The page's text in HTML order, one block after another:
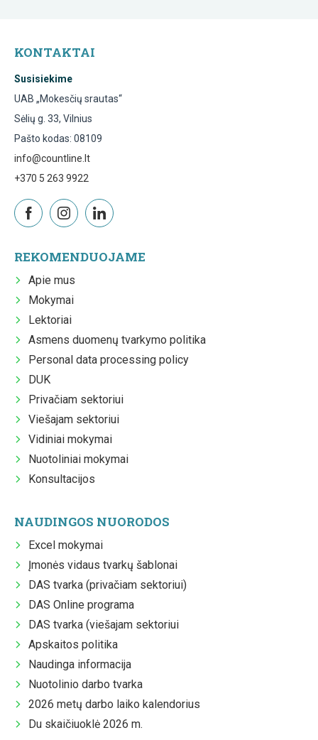
KONTAKTAI
Susisiekime
UAB „Mokesčių srautas“
Sėlių g. 33, Vilnius
Pašto kodas: 08109
info@countline.lt
+370 5 263 9922
REKOMENDUOJAME
Apie mus
Mokymai
Lektoriai
Asmens duomenų tvarkymo politika
Personal data processing policy
DUK
Privačiam sektoriui
Viešajam sektoriui
Vidiniai mokymai
Nuotoliniai mokymai
Konsultacijos
NAUDINGOS NUORODOS
Excel mokymai
Įmonės vidaus tvarkų šablonai
DAS tvarka (privačiam sektoriui)
DAS Online programa
DAS tvarka (viešajam sektoriui
Apskaitos politika
Naudinga informacija
Nuotolinio darbo tvarka
2026 metų darbo laiko kalendorius
Du skaičiuoklė 2026 m.